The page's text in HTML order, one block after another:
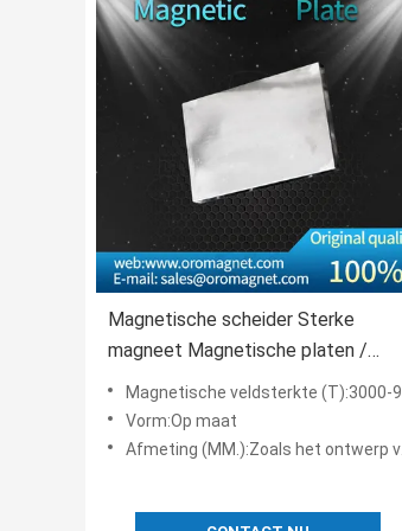
Magnetische scheider Sterke
magneet Magnetische platen /
platen
Magnetische veldsterkte (T):3000-9000 gauss
Vorm:Op maat
Afmeting (MM.):Zoals het ontwerp vereist